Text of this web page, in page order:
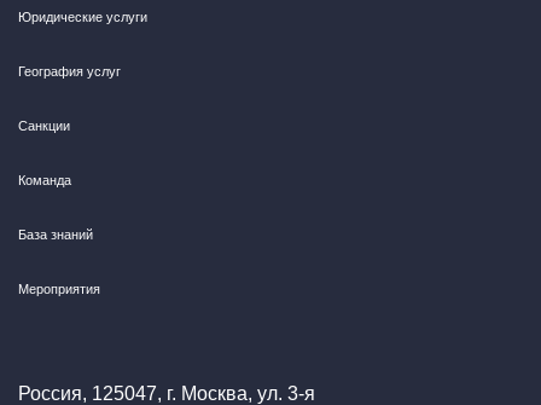
Юридические услуги
География услуг
Санкции
Команда
База знаний
Мероприятия
Россия, 125047, г. Москва, ул. 3-я